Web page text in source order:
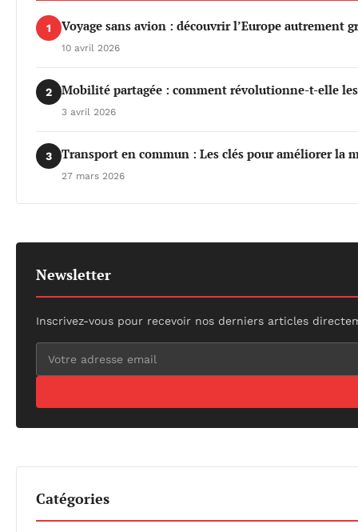
1 Voyage sans avion : découvrir l’Europe autrement
10 avril 2026
2 Mobilité partagée : comment révolutionne-t-elle
3 avril 2026
3 Transport en commun : Les clés pour améliorer la
27 mars 2026
Newsletter
Inscrivez-vous pour recevoir nos derniers articles
Catégories